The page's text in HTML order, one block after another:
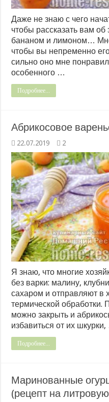
Даже не знаю с чего
чтобы рассказать вам
бананом и лимоном…
чтобы вы непременно
сильно оно мне
особенного …
Подробнее...
Абрикосовое
22.07.2019 2
Я знаю, что многие
без варки: малину,
сахаром и отправляют в
термической обработки.
можно закрыть и
избавиться от их
Подробнее...
Маринованные
(рецепт на